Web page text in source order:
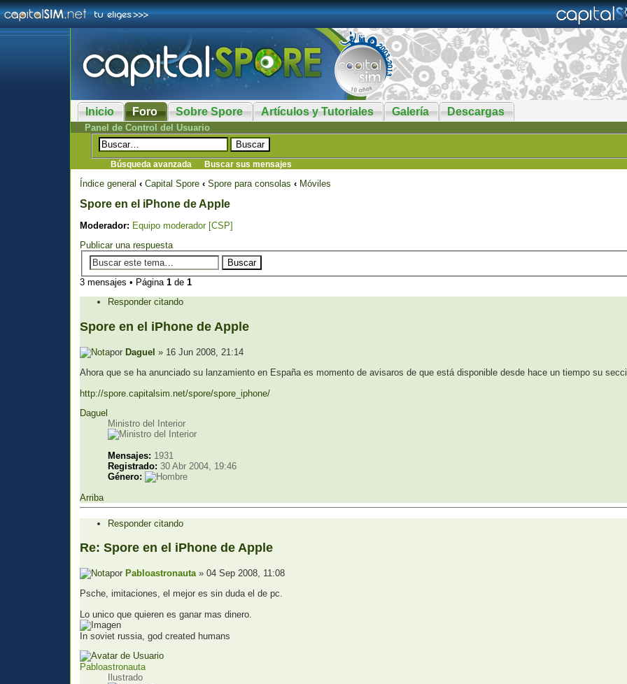
Inicio Foro Sobre Spore Artículos y Tutoriales Galería Descargas
Panel de Control del Usuario
Búsqueda avanzada Buscar sus mensajes
Índice general ‹ Capital Spore ‹ Spore para consolas ‹ Móviles
Spore en el iPhone de Apple
Moderador: Equipo moderador [CSP]
Publicar una respuesta
3 mensajes • Página1 de1
Responder citando
Spore en el iPhone de Apple
porDaguel » 16 Jun 2008, 21:14
Ahora que se ha anunciado su lanzamiento en España es momento de avisaros de que está disponible desde hace un tiempo su
http://spore.capitalsim.net/spore/spore_iphone/
Daguel
Ministro del Interior
Mensajes: 1931
Registrado: 30 Abr 2004, 19:46
Género:
Arriba
Responder citando
Re: Spore en el iPhone de Apple
porPabloastronauta » 04 Sep 2008, 11:08
Psche, imitaciones, el mejor es sin duda el de pc.
Lo unico que quieren es ganar mas dinero.
In soviet russia, god created humans
Pabloastronauta
Ilustrado